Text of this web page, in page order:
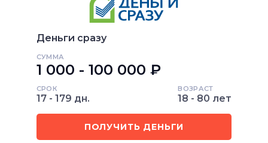
Деньги сразу
СУММА
1 000 - 100 000 ₽
СРОК
17 - 179 дн.
ВОЗРАСТ
18 - 80 лет
ПОЛУЧИТЬ ДЕНЬГИ